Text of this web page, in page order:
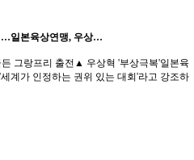
일본육상연맹, 우상…
그랑프리 출전▲ 우상혁 '부상극복'일본육
계가 인정하는 권위 있는 대회'라고 강조하